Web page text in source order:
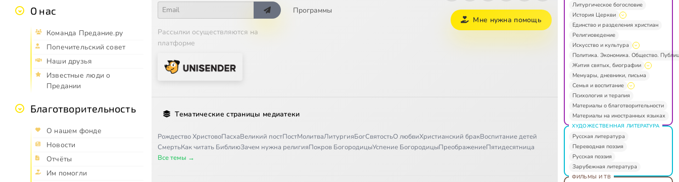
О нас
Команда Предание.ру
Попечительский совет
Наши друзья
Известные люди о
Предании
Благотворительность
О нашем фонде
Новости
Отчёты
Им помогли
Рассылки осуществляются на
платформе
Программы
Мне нужна помощь
Тематические страницы медиатеки
Рождество ХристовоПасхаВеликий постПостМолитваЛитургияБогСвятостьО любвиХристианский бракВоспитание детей
СмертьКак читать БиблиюЗачем нужна религияПокров БогородицыУспение БогородицыПреображениеПятидесятница
Все темы →
Литургическое богословие
История Церкви
Единство и разделения христиан
Религиоведение
Искусство и культура
Политика. Экономика. Общество.
Жития святых, биографии
Мемуары, дневники, письма
Семья и воспитание
Психология и терапия
Материалы о благотворительности
Материалы на иностранных языках
ХУДОЖЕСТВЕННАЯ ЛИТЕРАТУРА
Русская литература
Переводная поэзия
Русская поэзия
Зарубежная литература
ФИЛЬМЫ И ТВ